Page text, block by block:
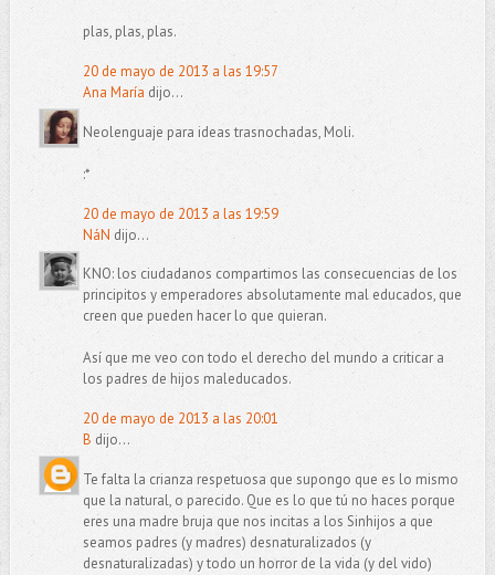
plas, plas, plas.
20 de mayo de 2013 a las 19:57
Ana María dijo...
Neolenguaje para ideas trasnochadas, Moli.
:*
20 de mayo de 2013 a las 19:59
NáN dijo...
KNO: los ciudadanos compartimos las consecuencias de los
principitos y emperadores absolutamente mal educados, que
creen que pueden hacer lo que quieran.
Así que me veo con todo el derecho del mundo a criticar a
los padres de hijos maleducados.
20 de mayo de 2013 a las 20:01
B dijo...
Te falta la crianza respetuosa que supongo que es lo mismo
que la natural, o parecido. Que es lo que tú no haces porque
eres una madre bruja que nos incitas a los Sinhijos a que
seamos padres (y madres) desnaturalizados (y
desnaturalizadas) y todo un horror de la vida (y del vido)